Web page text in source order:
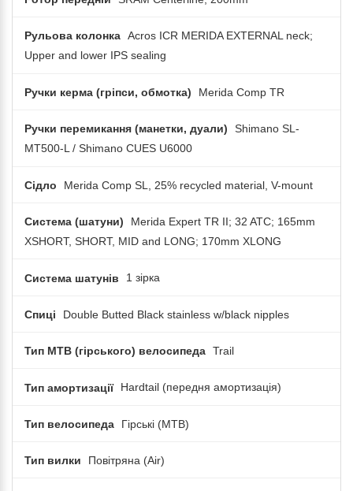
Рульова колонка Acros ICR MERIDA EXTERNAL neck;
Upper and lower IPS sealing
Ручки керма (гріпси, обмотка) Merida Comp TR
Ручки перемикання (манетки, дуали)
Shimano SL-
MT500-L / Shimano CUES U6000
Сідло Merida Comp SL, 25% recycled material, V-mount
Система (шатуни)
Merida Expert TR II; 32 ATC; 165mm
XSHORT, SHORT, MID and LONG; 170mm XLONG
Система шатунів 1 зірка
Спиці Double Butted Black stainless w/black nipples
Тип MTB (гірського) велосипеда Trail
Тип амортизації Hardtail (передня амортизація)
Тип велосипеда Гірські (MTB)
Тип вилки Повітряна (Air)